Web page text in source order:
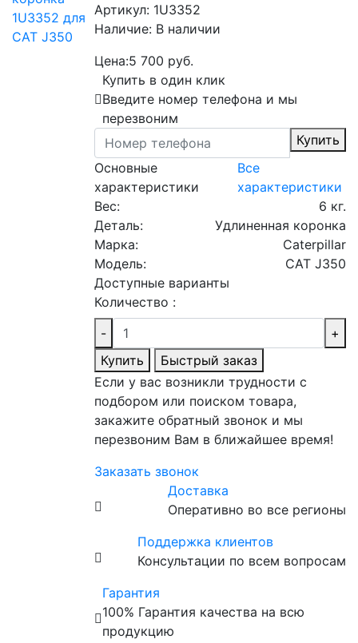
Артикул: 1U3352
Наличие: В наличии
Цена:5 700 руб.
Купить в один клик
Введите номер телефона и мы
перезвоним
Купить
Основные
характеристики
Все
характеристики
Вес:
6 кг.
Деталь:
Удлиненная коронка
Марка:
Caterpillar
Модель:
CAT J350
Доступные варианты
Количество :
-
+
Купить
Быстрый заказ
Если у вас возникли трудности с
подбором или поиском товара,
закажите обратный звонок и мы
перезвоним Вам в ближайшее время!
Заказать звонок
Доставка
Оперативно во все регионы
Поддержка клиентов
Консультации по всем вопросам
Гарантия
100% Гарантия качества на всю
продукцию